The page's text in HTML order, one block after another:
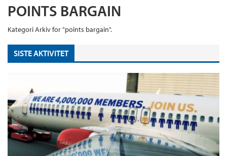
POINTS BARGAIN
Kategori Arkiv for "points bargain".
SISTE AKTIVITET